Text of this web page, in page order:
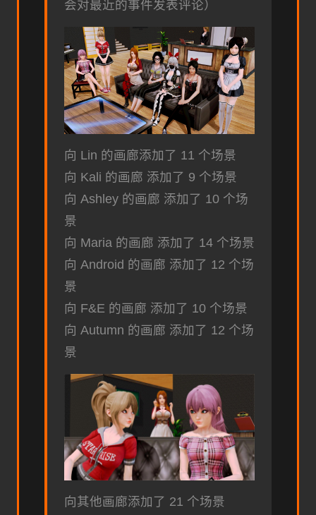
会对最近的事件发表评论）
向 Lin 的画廊添加了 11 个场景
向 Kali 的画廊 添加了 9 个场景
向 Ashley 的画廊 添加了 10 个场
景
向 Maria 的画廊 添加了 14 个场景
向 Android 的画廊 添加了 12 个场
景
向 F&E 的画廊 添加了 10 个场景
向 Autumn 的画廊 添加了 12 个场
景
向其他画廊添加了 21 个场景